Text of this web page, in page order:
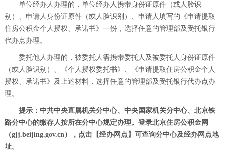
单位经办人办理的，单位经办人携带身份证原件（或人脸识
别）、申请人身份证原件（或人脸识别）、申请人填写的《申请提取
住房公积金个人授权、承诺书》一份，选择任意的管理部及受托银行
代办点办理。
委托他人办理的，被委托人需携带委托人及被委托人身份证原件
（或人脸识别）、《个人授权委托书》 、
《申请提取住房公积金个人
授权、承诺书》 及上述材料，选择任意的管理部及受托银行代办点办
理。
提示：中共中央直属机关分中心、中央国家机关分中心、北京铁
路分中心的缴存人按所在分中心规定办理。登录北京住房公积金网
（gjj.beijing.gov.cn），点击【经办网点】可查询分中心及经办网点地
址。